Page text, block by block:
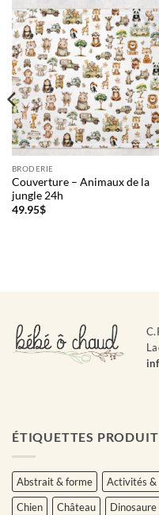
BRODERIE
Couverture – Animaux de la
jungle 24h
49.95$
ÉTIQUETTES PRODUIT
Abstrait & forme Activités &
Chien
Château Dinosaure